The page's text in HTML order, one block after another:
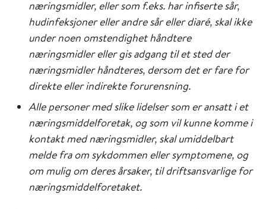
næringsmidler, eller som f.eks. har infiserte sår,
hudinfeksjoner eller andre sår eller diaré, skal ikke
under noen omstendighet håndtere
næringsmidler eller gis adgang til et sted der
næringsmidler håndteres, dersom det er fare for
direkte eller indirekte forurensning.
Alle personer med slike lidelser som er ansatt i et
næringsmiddelforetak, og som vil kunne komme i
kontakt med næringsmidler, skal umiddelbart
melde fra om sykdommen eller symptomene, og
om mulig om deres årsaker, til driftsansvarlige for
næringsmiddelforetaket.